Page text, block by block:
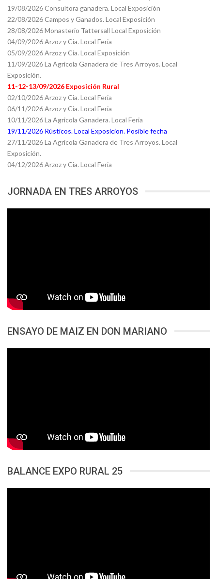
19/08/2026 Consultora ganadera. Local Exposición
22/08/2026 Campos y Ganados. Local Exposición
28/08/2026 Monasterio Tattersall Local Exposición
04/09/2026 Arzoz y Cia. Local Feria
05/09/2026 Arzoz y Cia. Local Exposición
11/09/2026 La Agricola Ganadera de Tres Arroyos. Local
Exposición.
11-12-13/09/2026 Exposición Rural
02/10/2026 Arzoz y Cia. Local Feria
06/11/2026 Arzoz y Cia. Local Feria
10/11/2026 La Agricola Ganadera. Local Feria
19/11/2026 Rústicos. Local Exposicion. Posible fecha
27/11/2026 La Agricola Ganadera de Tres Arroyos. Local
Exposición.
04/12/2026 Arzoz y Cia. Local Feria
JORNADA EN TRES ARROYOS
ENSAYO DE MAIZ EN DON MARIANO
BALANCE EXPO RURAL 25